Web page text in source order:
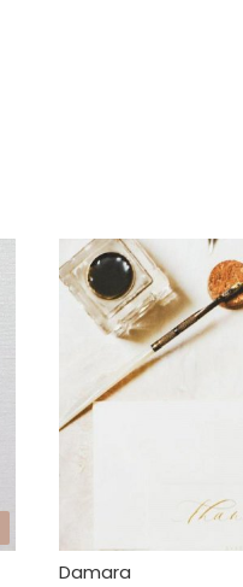
Damara